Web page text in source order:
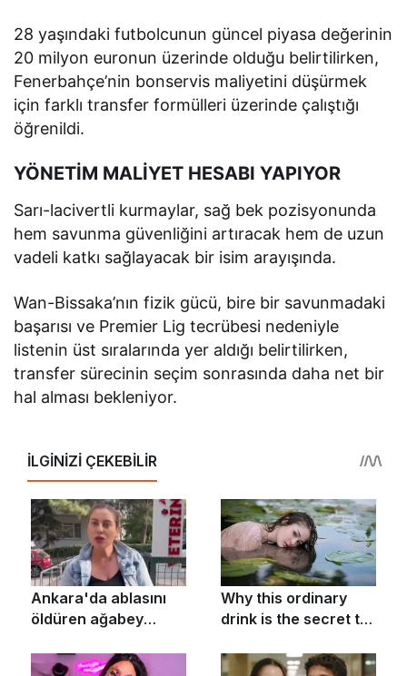
28 yaşındaki futbolcunun güncel piyasa değerinin
20 milyon euronun üzerinde olduğu belirtilirken,
Fenerbahçe’nin bonservis maliyetini düşürmek
için farklı transfer formülleri üzerinde çalıştığı
öğrenildi.
YÖNETİM MALİYET HESABI YAPIYOR
Sarı-lacivertli kurmaylar, sağ bek pozisyonunda
hem savunma güvenliğini artıracak hem de uzun
vadeli katkı sağlayacak bir isim arayışında.
Wan-Bissaka’nın fizik gücü, bire bir savunmadaki
başarısı ve Premier Lig tecrübesi nedeniyle
listenin üst sıralarında yer aldığı belirtilirken,
transfer sürecinin seçim sonrasında daha net bir
hal alması bekleniyor.